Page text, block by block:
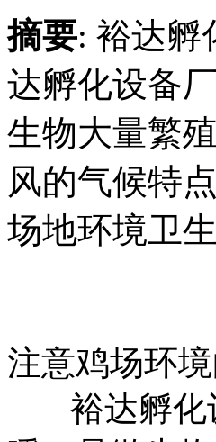
摘要: 裕达孵
达孵化设备
生物大量繁
风的气候特
场地环境卫
注意鸡场环
裕达孵化